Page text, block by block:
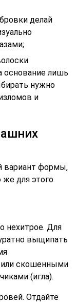
делай
основание лишь
нужно
и
вариант формы,
же для этого
нехитрое. Для
выщипать
скошенными
(игла).
Отдайте